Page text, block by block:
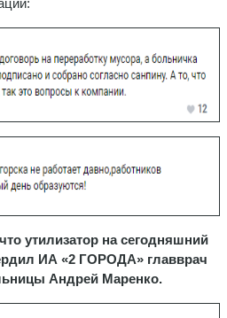
утилизатор на сегодняшний
ИА «2 ГОРОДА» главврач
Андрей Маренко.